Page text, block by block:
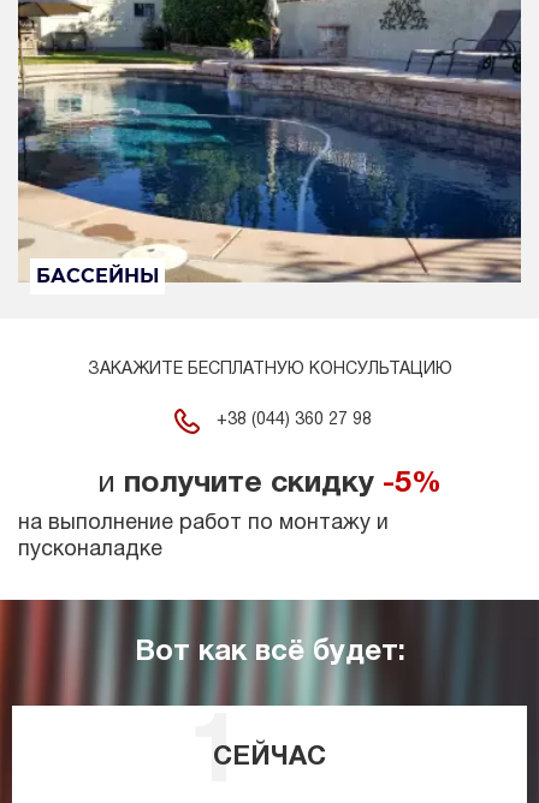
БАССЕЙНЫ
ЗАКАЖИТЕ БЕСПЛАТНУЮ КОНСУЛЬТАЦИЮ
+38 (044) 360 27 98
и получите скидку -5%
на выполнение работ по монтажу и
пусконаладке
Вот как всё будет:
СЕЙЧАС